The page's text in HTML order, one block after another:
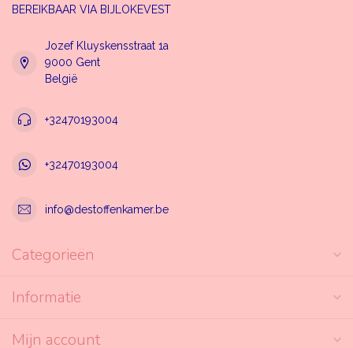
BEREIKBAAR VIA BIJLOKEVEST
Jozef Kluyskensstraat 1a
9000 Gent
België
+32470193004
+32470193004
info@destoffenkamer.be
Categorieën
Informatie
Mijn account